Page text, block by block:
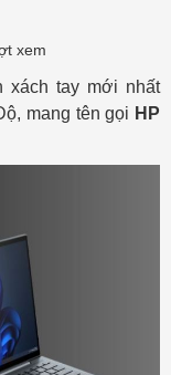
xem
xách tay mới nhất
mang tên gọi HP